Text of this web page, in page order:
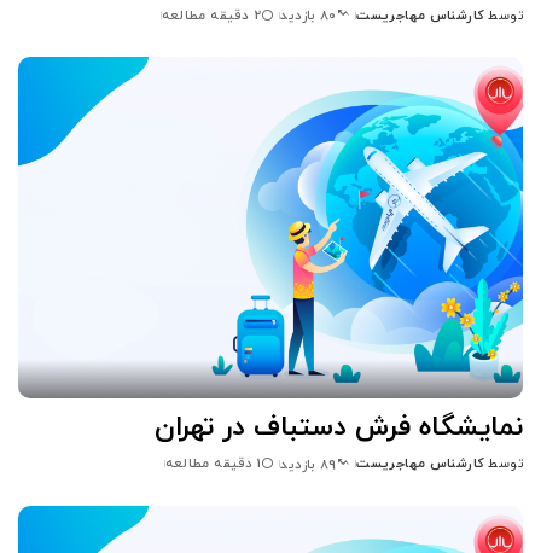
ارسال
توسط
توسط کارشناس مهاجریست 80 بازدید 2 دقیقه مطالعه
نمایشگاه فرش دستباف در تهران
ارسال
توسط
توسط کارشناس مهاجریست 89 بازدید 1 دقیقه مطالعه